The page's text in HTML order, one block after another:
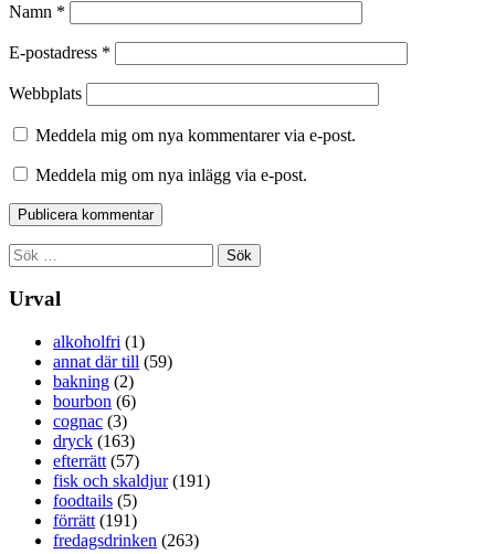
Namn *
E-postadress *
Webbplats
Meddela mig om nya kommentarer via e-post.
Meddela mig om nya inlägg via e-post.
Sök
efter:
Urval
alkoholfri (1)
annat där till (59)
bakning (2)
bourbon (6)
cognac (3)
dryck (163)
efterrätt (57)
fisk och skaldjur(191)
foodtails (5)
förrätt (191)
fredagsdrinken (263)